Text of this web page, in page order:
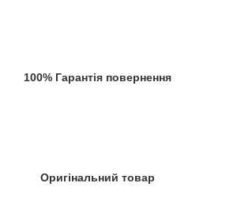
100% Гарантія повернення
Оригінальний товар